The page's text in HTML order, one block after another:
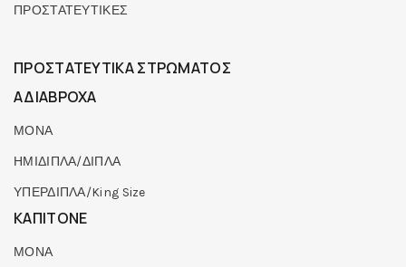
ΠΡΟΣΤΑΤΕΥΤΙΚΕΣ
ΠΡΟΣΤΑΤΕΥΤΙΚΑ ΣΤΡΩΜΑΤΟΣ
ΑΔΙΑΒΡΟΧΑ
ΜΟΝΑ
ΗΜΙΔΙΠΛΑ/ΔΙΠΛΑ
ΥΠΕΡΔΙΠΛΑ/King Size
ΚΑΠΙΤΟΝΕ
ΜΟΝΑ